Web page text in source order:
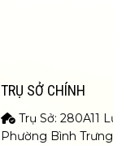
TRỤ SỞ CHÍNH
Trụ Sở: 280A11
Phường Bình